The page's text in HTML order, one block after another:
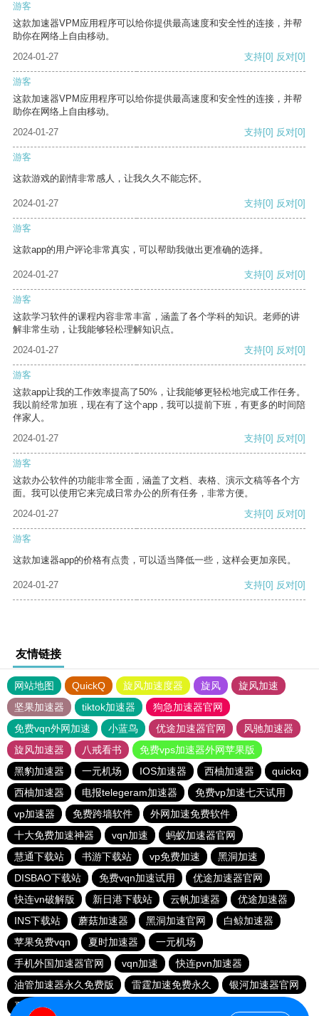
游客
这款加速器VPM应用程序可以给你提供最高速度和安全性的连接，并帮
助你在网络上自由移动。
2024-01-27
支持[0] 反对[0]
游客
这款加速器VPM应用程序可以给你提供最高速度和安全性的连接，并帮
助你在网络上自由移动。
2024-01-27
支持[0] 反对[0]
游客
这款游戏的剧情非常感人，让我久久不能忘怀。
2024-01-27 支持[0] 反对[0]
游客
这款app的用户评论非常真实，可以帮助我做出更准确的选择。
2024-01-27 支持[0] 反对[0]
游客
这款学习软件的课程内容非常丰富，涵盖了各个学科的知识。老师的讲
解非常生动，让我能够轻松理解知识点。
2024-01-27
支持[0] 反对[0]
游客
这款app让我的工作效率提高了50%，让我能够更轻松地完成工作任务。
我以前经常加班，现在有了这个app，我可以提前下班，有更多的时间陪
伴家人。
2024-01-27
支持[0] 反对[0]
游客
这款办公软件的功能非常全面，涵盖了文档、表格、演示文稿等各个方
面。我可以使用它来完成日常办公的所有任务，非常方便。
2024-01-27
支持[0] 反对[0]
游客
这款加速器app的价格有点贵，可以适当降低一些，这样会更加亲民。
2024-01-27 支持[0] 反对[0]
友情链接
网站地图 QuickQ 旋风加速度器 旋风
旋风加速
坚果加速器
tiktok加速器
狗急加速器官网
免费vqn外网加速
小蓝鸟 优途加速器官网
风驰加速器
旋风加速器
八戒看书
免费vps加速器外网苹果版
黑豹加速器
一元机场 IOS加速器 西柚加速器
quickq
西柚加速器
电报telegeram加速器
免费vp加速七天试用
vp加速器
免费跨墙软件
外网加速免费软件
十大免费加速神器
vqn加速
蚂蚁加速器官网
慧通下载站
书游下载站 vp免费加速
黑洞加速
DISBAO下载站
免费vqn加速试用
优途加速器官网
快连vn破解版
新日港下载站 云帆加速器
优途加速器
INS下载站
蘑菇加速器 黑洞加速官网
白鲸加速器
苹果免费vqn
夏时加速器
一元机场
手机外国加速器官网
vqn加速
快连pvn加速器
油管加速器永久免费版
雷霆加速免费永久
银河加速器官网
夏时加速器